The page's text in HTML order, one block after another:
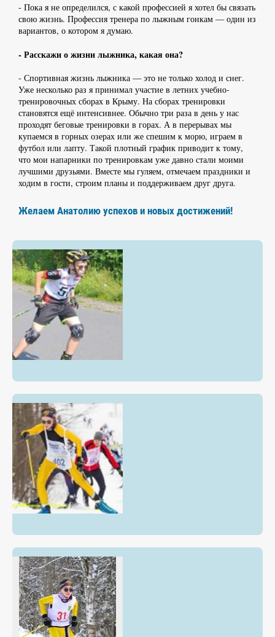
- Пока я не определился, с какой профессией я хотел бы связать
свою жизнь. Профессия тренера по лыжным гонкам — один из
вариантов, о котором я думаю.
- Расскажи о жизни лыжника, какая она?
- Спортивная жизнь лыжника — это не только холод и снег.
Уже несколько раз я принимал участие в летних учебно-
тренировочных сборах в Крыму. На сборах тренировки
становятся ещё интенсивнее. Обычно три раза в день у нас
проходят беговые тренировки в горах. А в перерывах мы
купаемся в горных озерах или же спешим к морю, играем в
футбол или лапту. Такой плотный график приводит к тому,
что мои напарники по тренировкам уже давно стали моими
лучшими друзьями. Вместе мы гуляем, отмечаем праздники и
ходим в гости, строим планы и поддерживаем друг друга.
Желаем Анатолию успехов и новых достижений!